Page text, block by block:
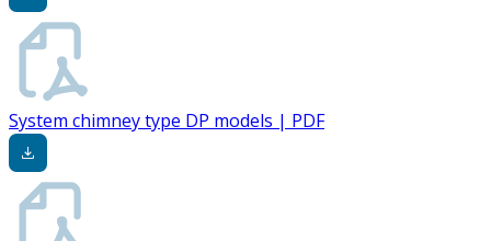
System chimney type DP models | PDF